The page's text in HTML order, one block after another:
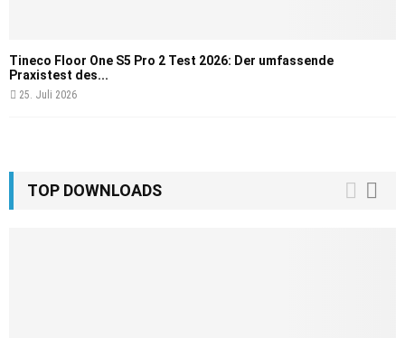
Tineco Floor One S5 Pro 2 Test 2026: Der umfassende
Praxistest des...
25. Juli 2026
TOP DOWNLOADS